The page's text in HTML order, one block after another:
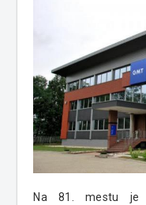
Na 81. mestu je